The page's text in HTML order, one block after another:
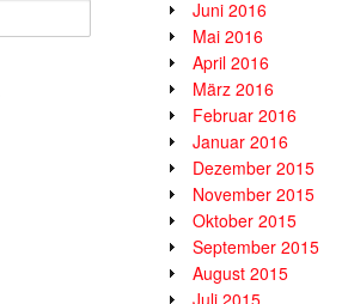
Juni 2016
Mai 2016
April 2016
März 2016
Februar 2016
Januar 2016
Dezember 2015
November 2015
Oktober 2015
September 2015
August 2015